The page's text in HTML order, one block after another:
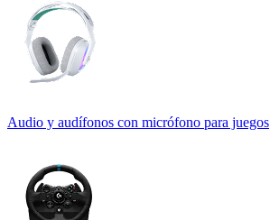
Audio y audífonos con micrófono para juegos